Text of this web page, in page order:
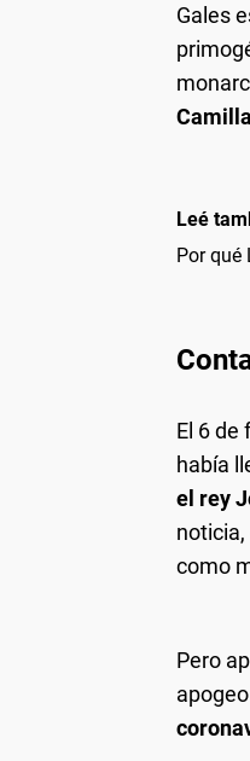
Gales
Camilla
Leé
Por qué
El 6 de
había
el rey
como
Pero